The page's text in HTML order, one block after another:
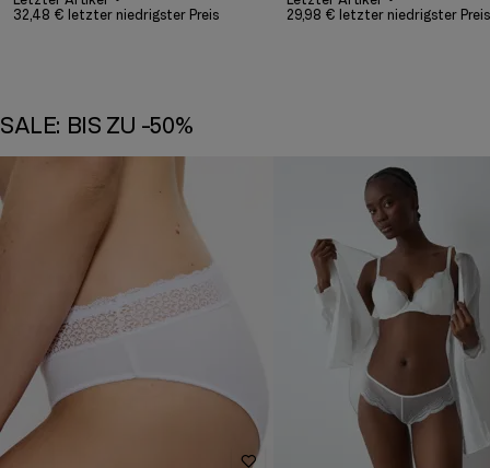
32,48 € letzter niedrigster Preis
29,98 € letzter niedrigster Preis
SALE: BIS ZU -50%